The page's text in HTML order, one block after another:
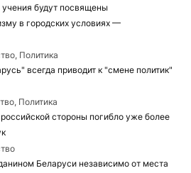
будут посвящены
в городских условиях —
Политика
всегда приводит к "смене политик"
Политика
стороны погибло уже более
Беларуси независимо от места